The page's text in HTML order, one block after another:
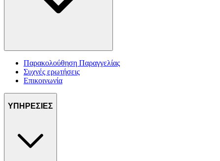
Παρακολούθηση Παραγγελίας
Συχνές ερωτήσεις
Επικοινωνία
ΥΠΗΡΕΣΙΕΣ